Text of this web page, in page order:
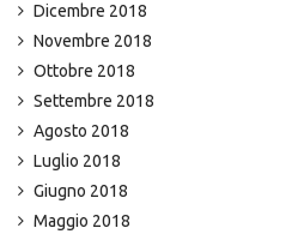
Dicembre 2018
Novembre 2018
Ottobre 2018
Settembre 2018
Agosto 2018
Luglio 2018
Giugno 2018
Maggio 2018